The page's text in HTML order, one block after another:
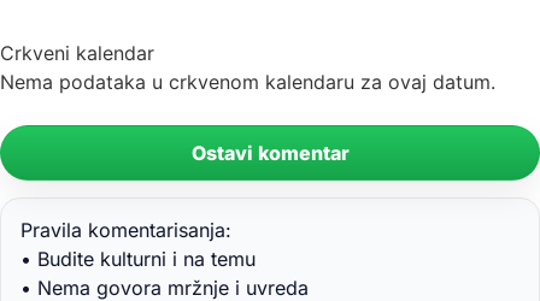
Crkveni kalendar
Nema podataka u crkvenom kalendaru za ovaj datum.
Ostavi komentar
Pravila komentarisanja:
• Budite kulturni i na temu
• Nema govora mržnje i uvreda